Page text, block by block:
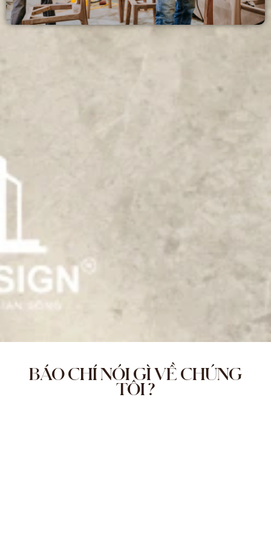
BÁO CHÍ NÓI GÌ VỀ CHÚNG
TÔI ?